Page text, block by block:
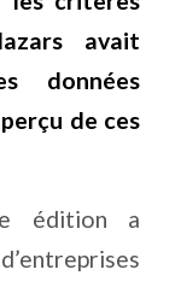
avait
données
de ces
édition a